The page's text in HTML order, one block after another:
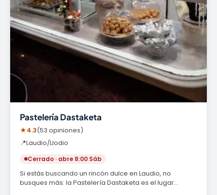
Pastelería Dastaketa
★4.3(53 opiniones)
📍Laudio/Llodio
Cerrado · abre 8:00 Sáb
Si estás buscando un rincón dulce en Laudio, no
busques más: la Pastelería Dastaketa es el lugar…